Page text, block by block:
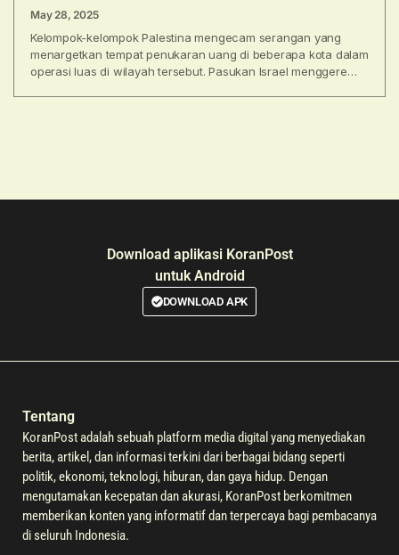
May 28, 2025
Kelompok-kelompok Palestina mengecam serangan yang
menargetkan tempat penukaran uang di beberapa kota dalam
operasi luas di wilayah tersebut. Pasukan Israel menggerebek
Download aplikasi KoranPost
untuk Android
DOWNLOAD APK
Tentang
KoranPost adalah sebuah platform media digital yang menyediakan
berita, artikel, dan informasi terkini dari berbagai bidang seperti
politik, ekonomi, teknologi, hiburan, dan gaya hidup. Dengan
mengutamakan kecepatan dan akurasi, KoranPost berkomitmen
memberikan konten yang informatif dan terpercaya bagi pembacanya
di seluruh Indonesia.